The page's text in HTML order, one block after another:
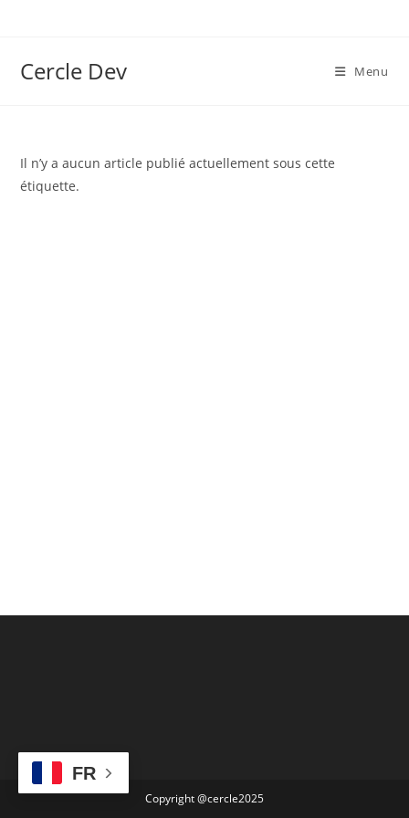
Cercle Dev Menu
Il n’y a aucun article publié actuellement sous cette
étiquette.
Copyright @cercle2025
FR